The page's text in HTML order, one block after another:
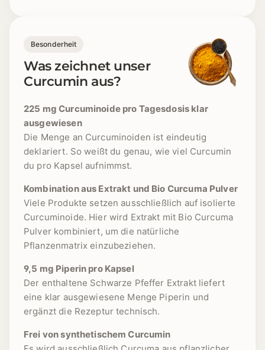
Besonderheit
Was zeichnet unser
Curcumin aus?
225 mg Curcuminoide pro Tagesdosis klar
ausgewiesen
Die Menge an Curcuminoiden ist eindeutig
deklariert. So weißt du genau, wie viel Curcumin
du pro Kapsel aufnimmst.
Kombination aus Extrakt und Bio Curcuma Pulver
Viele Produkte setzen ausschließlich auf isolierte
Curcuminoide. Hier wird Extrakt mit Bio Curcuma
Pulver kombiniert, um die natürliche
Pflanzenmatrix einzubeziehen.
9,5 mg Piperin pro Kapsel
Der enthaltene Schwarze Pfeffer Extrakt liefert
eine klar ausgewiesene Menge Piperin und
ergänzt die Rezeptur technisch.
Frei von synthetischem Curcumin